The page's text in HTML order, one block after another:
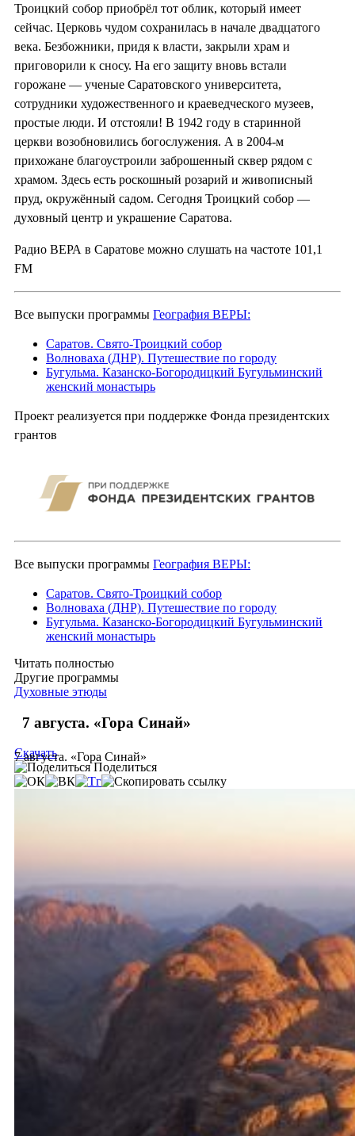
Троицкий собор приобрёл тот облик, который имеет
сейчас. Церковь чудом сохранилась в начале двадцатого
века. Безбожники, придя к власти, закрыли храм и
приговорили к сносу. На его защиту вновь встали
горожане — ученые Саратовского университета,
сотрудники художественного и краеведческого музеев,
простые люди. И отстояли! В 1942 году в старинной
церкви возобновились богослужения. А в 2004-м
прихожане благоустроили заброшенный сквер рядом с
храмом. Здесь есть роскошный розарий и живописный
пруд, окружённый садом. Сегодня Троицкий собор —
духовный центр и украшение Саратова.
Радио ВЕРА в Саратове можно слушать на частоте 101,1
FM
Все выпуски программы География ВЕРЫ:
Саратов. Свято-Троицкий собор
Волноваха (ДНР). Путешествие по городу
Бугульма. Казанско-Богородицкий Бугульминский
женский монастырь
Проект реализуется при поддержке Фонда президентских
грантов
Все выпуски программы География ВЕРЫ:
Саратов. Свято-Троицкий собор
Волноваха (ДНР). Путешествие по городу
Бугульма. Казанско-Богородицкий Бугульминский
женский монастырь
Читать полностью
Другие программы
Духовные этюды
7 августа. «Гора Синай»
7 августа. «Гора Синай»
Скачать
Поделиться